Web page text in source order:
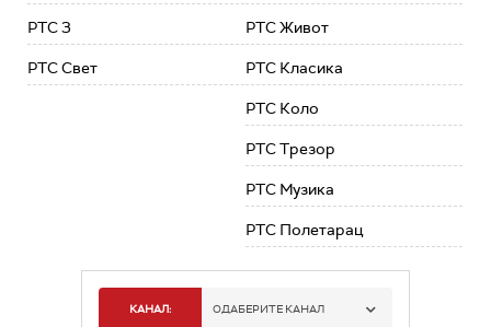
РТС 3
РТС Свет
РТС Живот
РТС Класика
РТС Коло
РТС Трезор
РТС Музика
РТС Полетарац
КАНАЛ: ОДАБЕРИТЕ КАНАЛ